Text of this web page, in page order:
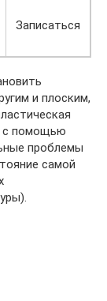
Записаться
и плоским,
с помощью
проблемы
самой